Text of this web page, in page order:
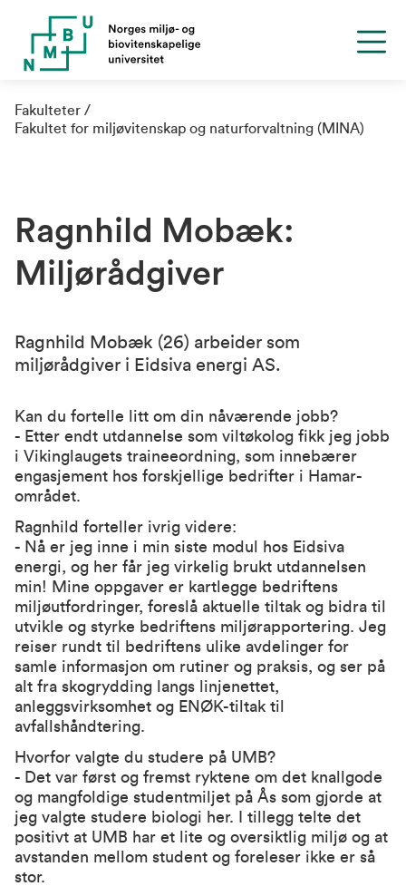
Fakulteter
Fakultet for miljøvitenskap og naturforvaltning (MINA)
Ragnhild Mobæk:
Miljørådgiver
Ragnhild Mobæk (26) arbeider som
miljørådgiver i Eidsiva energi AS.
Kan du fortelle litt om din nåværende jobb?
- Etter endt utdannelse som viltøkolog fikk jeg jobb
i Vikinglaugets traineeordning, som innebærer
engasjement hos forskjellige bedrifter i Hamar-
området.
Ragnhild forteller ivrig videre:
- Nå er jeg inne i min siste modul hos Eidsiva
energi, og her får jeg virkelig brukt utdannelsen
min! Mine oppgaver er kartlegge bedriftens
miljøutfordringer, foreslå aktuelle tiltak og bidra til
utvikle og styrke bedriftens miljørapportering. Jeg
reiser rundt til bedriftens ulike avdelinger for
samle informasjon om rutiner og praksis, og ser på
alt fra skogrydding langs linjenettet,
anleggsvirksomhet og ENØK-tiltak til
avfallshåndtering.
Hvorfor valgte du studere på UMB?
- Det var først og fremst ryktene om det knallgode
og mangfoldige studentmiljet på Ås som gjorde at
jeg valgte studere biologi her. I tillegg telte det
positivt at UMB har et lite og oversiktlig miljø og at
avstanden mellom student og foreleser ikke er så
stor.